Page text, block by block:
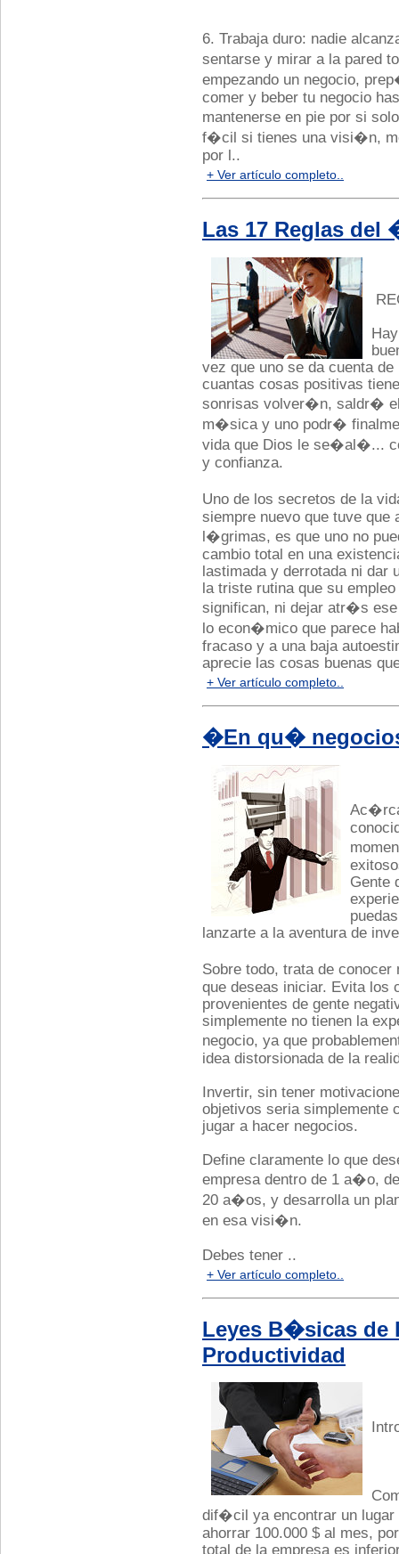
6. Trabaja duro: nadie
sentarse y mirar a la pared
empezando un negocio,
comer y beber tu negocio
mantenerse en pie por si
f�cil si tienes una visi�n,
por l..
+ Ver artículo completo..
Las 17 Reglas del
vez que uno se da cuenta
cuantas cosas positivas
sonrisas volver�n, saldr�
m�sica y uno podr�
vida que Dios le se�al�...
y confianza.
Uno de los secretos de la
siempre nuevo que tuve que
l�grimas, es que uno no
cambio total en una
lastimada y derrotada ni dar
la triste rutina que su
significan, ni dejar atr�s
lo econ�mico que parece
fracaso y a una baja
aprecie las cosas buenas
+ Ver artículo completo..
�En qu�
Gente
lanzarte a la aventura de
Sobre todo, trata de
que deseas iniciar. Evita los
provenientes de gente
simplemente no tienen la
negocio, ya que
idea distorsionada de la
Invertir, sin tener
objetivos seria simplemente
jugar a hacer negocios.
Define claramente lo que
empresa dentro de 1 a�o,
20 a�os, y desarrolla un
en esa visi�n.
Debes tener ..
+ Ver artículo completo..
Leyes B�sicas de
Productividad
dif�cil ya encontrar un lugar
ahorrar 100.000 $ al mes,
total de la empresa es